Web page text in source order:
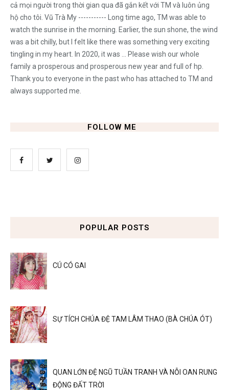
cả mọi người trong thời gian qua đã gắn kết với TM và luôn ủng
hộ cho tôi. Vũ Trà My ----------- Long time ago, TM was able to
watch the sunrise in the morning. Earlier, the sun shone, the wind
was a bit chilly, but I felt like there was something very exciting
tingling in my heart. In 2020, it was ... Please wish our whole
family a prosperous and prosperous new year and full of hp.
Thank you to everyone in the past who has attached to TM and
always supported me.
FOLLOW ME
POPULAR POSTS
CÚ CÓ GAI
SỰ TÍCH CHÚA ĐỆ TAM LÂM THAO (BÀ CHÚA ÓT)
QUAN LỚN ĐỆ NGŨ TUẦN TRANH VÀ NỖI OAN RUNG
ĐỘNG ĐẤT TRỜI